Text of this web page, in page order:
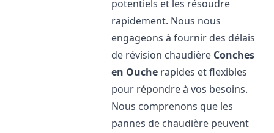
potentiels et les résoudre
rapidement. Nous nous
engageons à fournir des délais
de révision chaudière Conches
en Ouche rapides et flexibles
pour répondre à vos besoins.
Nous comprenons que les
pannes de chaudière peuvent